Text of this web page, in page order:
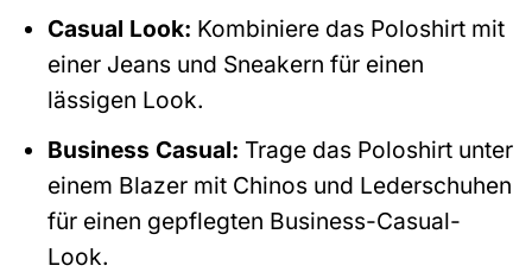
Casual Look: Kombiniere das Poloshirt mit
einer Jeans und Sneakern für einen
lässigen Look.
Business Casual: Trage das Poloshirt unter
einem Blazer mit Chinos und Lederschuhen
für einen gepflegten Business-Casual-
Look.